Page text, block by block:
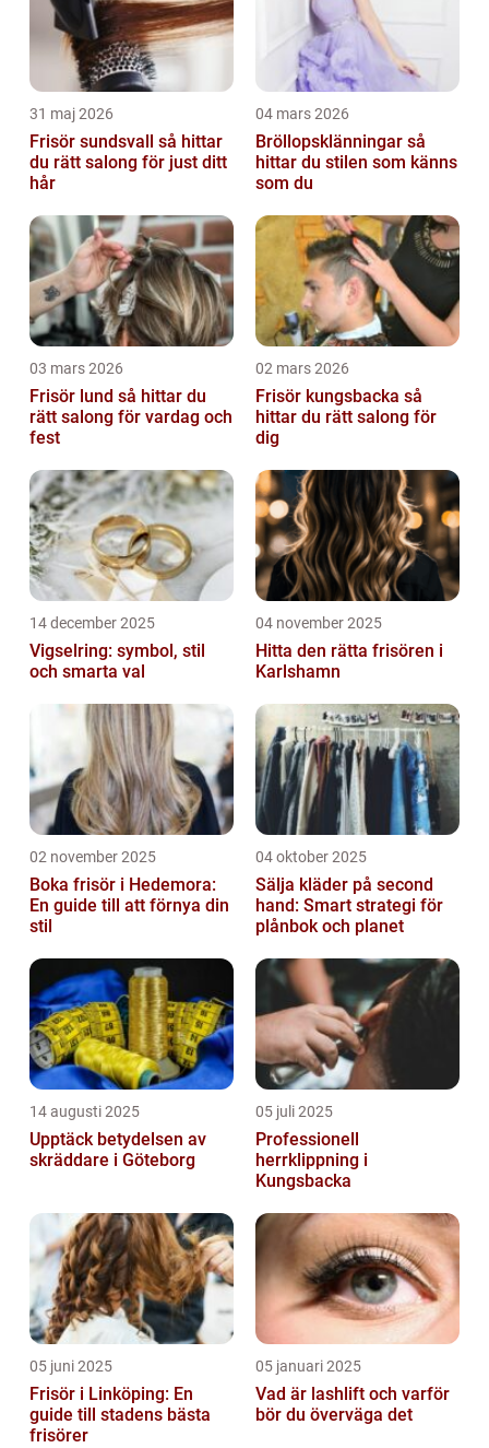
31 maj 2026
Frisör sundsvall så hittar
du rätt salong för just ditt
hår
04 mars 2026
Bröllopsklänningar så
hittar du stilen som känns
som du
03 mars 2026
Frisör lund så hittar du
rätt salong för vardag och
fest
02 mars 2026
Frisör kungsbacka så
hittar du rätt salong för
dig
14 december 2025
Vigselring: symbol, stil
och smarta val
04 november 2025
Hitta den rätta frisören i
Karlshamn
02 november 2025
Boka frisör i Hedemora:
En guide till att förnya din
stil
04 oktober 2025
Sälja kläder på second
hand: Smart strategi för
plånbok och planet
14 augusti 2025
Upptäck betydelsen av
skräddare i Göteborg
05 juli 2025
Professionell
herrklippning i
Kungsbacka
05 juni 2025
Frisör i Linköping: En
guide till stadens bästa
frisörer
05 januari 2025
Vad är lashlift och varför
bör du överväga det